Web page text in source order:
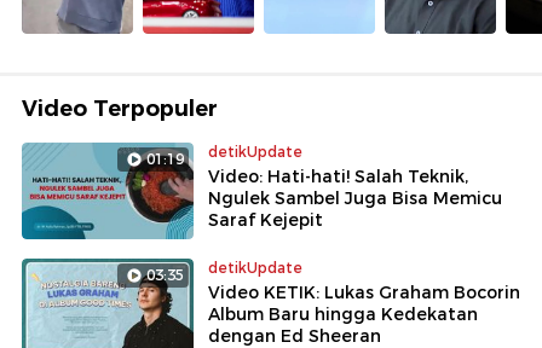
Video Terpopuler
01:19 detikUpdate
Video: Hati-hati! Salah Teknik,
Ngulek Sambel Juga Bisa Memicu
Saraf Kejepit
03:35 detikUpdate
Video KETIK: Lukas Graham Bocorin
Album Baru hingga Kedekatan
dengan Ed Sheeran